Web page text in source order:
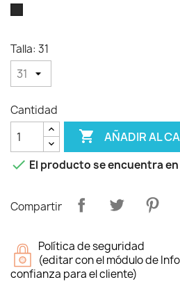
Talla: 31
Cantidad
 AÑADIR AL
 El producto se encuentra
Compartir
Política de seguridad
(editar con el módulo de
confianza para el cliente)